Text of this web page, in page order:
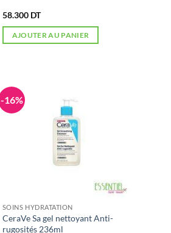
58.300 DT
AJOUTER AU PANIER
-16%
SOINS HYDRATATION
CeraVe Sa gel nettoyant Anti-
rugosités 236ml